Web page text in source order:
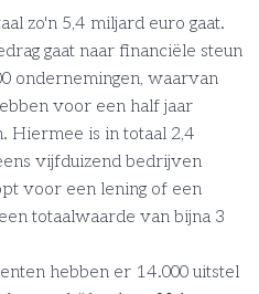
zo'n 5,4 miljard euro gaat.
gaat naar financiële steun
ondernemingen, waarvan
voor een half jaar
Hiermee is in totaal 2,4
vijfduizend bedrijven
voor een lening of een
totaalwaarde van bijna 3
hebben er 14.000 uitstel